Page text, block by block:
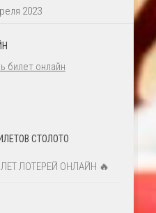
2023
СТОЛОТО
ЛОТЕРЕЙ ОНЛАЙН 🔥